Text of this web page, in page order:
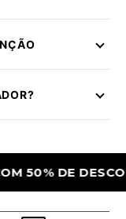
DE DESCONTO